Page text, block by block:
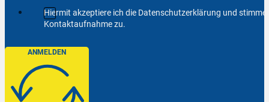
Hiermit akzeptiere ich die Datenschutzerklärung und
Kontaktaufnahme zu.
ANMELDEN